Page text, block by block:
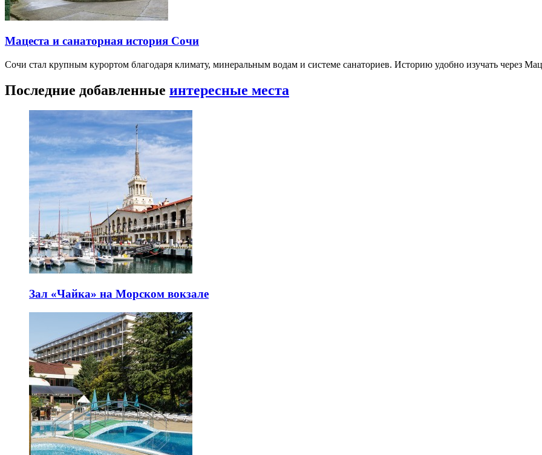
Мацеста и санаторная история Сочи
Сочи стал крупным курортом благодаря климату, минеральным водам и системе санаториев. Историю удобно изучать через
Последние добавленные интересные места
Зал «Чайка» на Морском вокзале